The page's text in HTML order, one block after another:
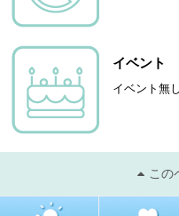
イベント
イベント無し
この